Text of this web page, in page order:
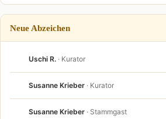
Neue Abzeichen
Uschi R. · Kurator
Susanne Krieber · Kurator
Susanne Krieber · Stammgast